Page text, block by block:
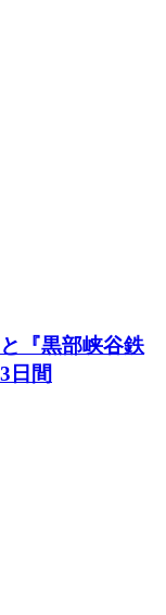
『黒部峡谷鉄
日間